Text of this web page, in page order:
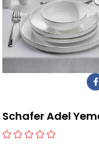
Schafer Adel